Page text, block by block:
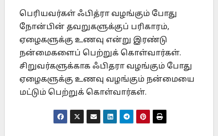
பெரியவர்கள் ஃபித்ரா வழங்கும் போது
நோன்பின் தவறுகளுக்குப் பரிகாரம்,
ஏழைகளுக்கு உணவு என்று இரண்டு
நன்மைகளைப் பெற்றுக் கொள்வார்கள்.
சிறுவர்களுக்காக ஃபிதரா வழங்கும் போது
ஏழைகளுக்கு உணவு வழங்கும் நன்மையை
மட்டும் பெற்றுக் கொள்வார்கள்.